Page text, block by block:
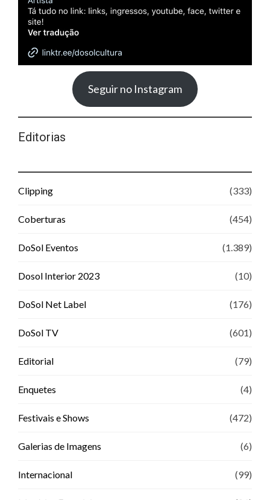
Seguir no Instagram
Editorias
Clipping (333)
Coberturas (454)
DoSol Eventos (1.389)
Dosol Interior 2023 (10)
DoSol Net Label (176)
DoSol TV (601)
Editorial (79)
Enquetes (4)
Festivais e Shows (472)
Galerias de Imagens (6)
Internacional (99)